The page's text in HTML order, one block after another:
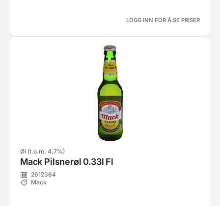
LOGG INN FOR Å SE PRISER
Øl (t.o.m. 4,7%)
Mack Pilsnerøl 0.33l Fl
2612364
Mack